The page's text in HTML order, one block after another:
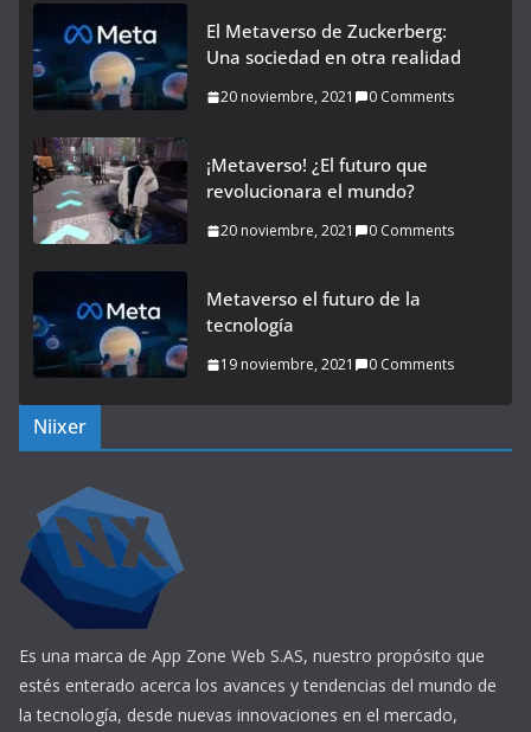
El Metaverso de Zuckerberg:
Una sociedad en otra realidad
20 noviembre, 2021 0 Comments
¡Metaverso! ¿El futuro que
revolucionara el mundo?
20 noviembre, 2021 0 Comments
Metaverso el futuro de la
tecnología
19 noviembre, 2021 0 Comments
Niixer
Es una marca de App Zone Web S.AS, nuestro propósito que
estés enterado acerca los avances y tendencias del mundo de
la tecnología, desde nuevas innovaciones en el mercado,